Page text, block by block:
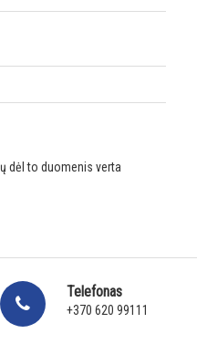
dėl to duomenis verta
Telefonas
+370 620 99111